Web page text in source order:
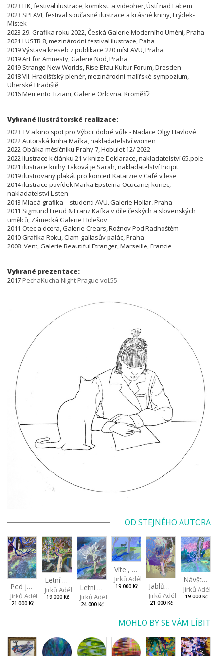
2023 FIK, festival ilustrace, komiksu a videoher, Ústí nad Labem
2023 SPLAVI, festival současné ilustrace a krásné knihy, Frýdek-
Místek
2023 29. Grafika roku 2022, Česká Galerie Moderního Umění, Praha
2021 LUSTR 8, mezinárodní festival ilustrace, Paha
2019 Výstava kreseb z publikace 220 míst AVU, Praha
2019 Art for Amnesty, Galerie Nod, Praha
2019 Strange New Worlds, Rise Efau Kultur Forum, Dresden
2018 VII. Hradišťský plenér, mezinárodní malířské sympozium,
Uherské Hradiště
2016 Memento Tiziani, Galerie Orlovna. Kroměříž
Vybrané ilustrátorské realizace:
2023 TV a kino spot pro Výbor dobré vůle - Nadace Olgy Havlové
2022 Autorská kniha Mařka, nakladatelství women
2022 Obálka měsíčníku Prahy 7, Hobulet 12/ 2022
2022 Ilustrace k článku 21 v knize Deklarace, nakladatelství 65.pole
2021 ilustrace knihy Taková je Sarah, nakladatelství Incipit
2019 ilustrovaný plakát pro koncert Katarzie v Café v lese
2014 ilustrace povídek Marka Epsteina Ocucanej konec,
nakladatelství Listen
2013 Mladá grafika – studenti AVU, Galerie Hollar, Praha
2011 Sigmund Freud & Franz Kafka v díle českých a slovenských
umělců, Zámecká Galerie Holešov
2011 Otec a dcera, Galerie Crears, Rožnov Pod Radhoštěm
2010 Grafika Roku, Clam-gallasův palác, Praha
2008 Vent, Galerie Beautiful Etranger, Marseille, Francie
Vybrané prezentace:
2017 PechaKucha Night Prague vol.55
OD STEJNÉHO AUTORA
Pod jasanem
Jirků Adéla Marie
21 000 Kč
Letní idyla
Jirků Adéla Marie
19 000 Kč
Letní bouřka
Jirků Adéla Marie
24 000 Kč
Vítej, laňko!
Jirků Adéla Marie
19 000 Kč Jablůnky
Jirků Adéla Marie
21 000 Kč
Návštěva na rybníčku
Jirků Adéla
19 000 Kč
MOHLO BY SE VÁM LÍBIT